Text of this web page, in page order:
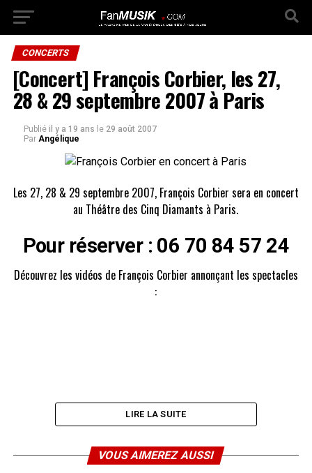
CONCERTS
[Concert] François Corbier, les 27,
28 & 29 septembre 2007 à Paris
Publié il y a 19 ans le 29 août 2007
Par Angélique
Les 27, 28 & 29 septembre 2007, François Corbier sera en concert
au Théâtre des Cinq Diamants à Paris.
Pour réserver : 06 70 84 57 24
Découvrez les vidéos de François Corbier annonçant les spectacles
:
site officiel :www.francoiscorbier.com
LIRE LA SUITE
VOUS AIMEREZ AUSSI